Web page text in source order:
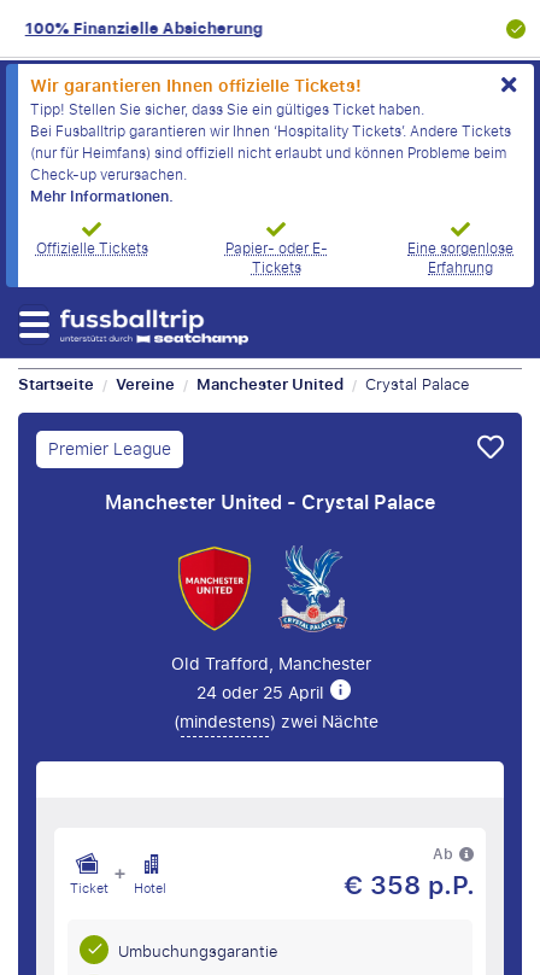
Kundenbewertung9/10
Wir garantieren Ihnen offizielle Tickets!
Tipp! Stellen Sie sicher, dass Sie ein gültiges Ticket haben.
Bei Fusballtrip garantieren wir Ihnen ‘Hospitality Tickets’. Andere Tickets
(nur für Heimfans) sind offiziell nicht erlaubt und können Probleme beim
Check-up verursachen.
Mehr Informationen.
Offizielle Tickets
Papier- oder E-
Tickets
Eine sorgenlose
Erfahrung
Startseite / Vereine / Manchester United / Crystal Palace
Premier League
Manchester United - Crystal Palace
Old Trafford, Manchester
24 oder 25 April
(mindestens) zwei Nächte
Ticket + Hotel
Ab
€ 358 p.P.
Umbuchungsgarantie